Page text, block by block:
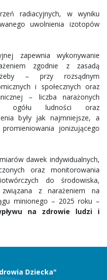
radiacyjnych, w wyniku
uwolnienia izotopów
zapewnia wykonywanie
zgodnie z zasadą
żeby – przy rozsądnym
i społecznych oraz
– liczba narażonych
ludności oraz
były jak najmniejsze, a
jonizującego
dawek indywidualnych,
oraz monitorowania
do środowiska,
z narażeniem na
minionego – 2025 roku –
na zdrowie ludzi i
Dziecka"